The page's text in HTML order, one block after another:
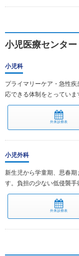
小児医療センター
小児科
プライマリーケア・急性
応できる体制をとっていま
外来診療表
小児外科
新生児から学童期、思春
す。負担の少ない低侵襲手
外来診療表